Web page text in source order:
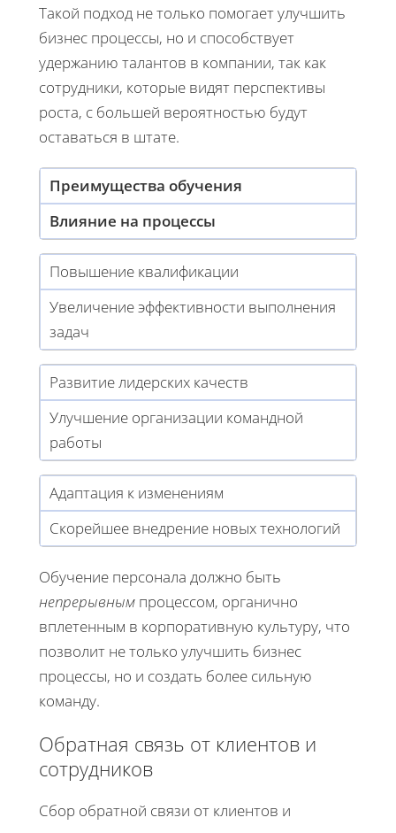
Такой подход не только помогает улучшить
бизнес процессы, но и способствует
удержанию талантов в компании, так как
сотрудники, которые видят перспективы
роста, с большей вероятностью будут
оставаться в штате.
Преимущества обучения
Влияние на процессы
Повышение квалификации
Увеличение эффективности выполнения
задач
Развитие лидерских качеств
Улучшение организации командной
работы
Адаптация к изменениям
Скорейшее внедрение новых технологий
Обучение персонала должно быть
непрерывным процессом, органично
вплетенным в корпоративную культуру, что
позволит не только улучшить бизнес
процессы, но и создать более сильную
команду.
Обратная связь от клиентов и
сотрудников
Сбор обратной связи от клиентов и